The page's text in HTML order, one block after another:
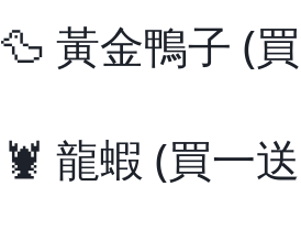
🦆 黃金鴨子 (
🦞 龍蝦 (買一